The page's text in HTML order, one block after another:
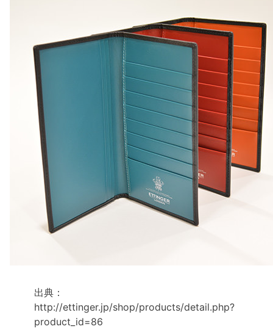
出典：
http://ettinger.jp/shop/products/detail.php?
product_id=86